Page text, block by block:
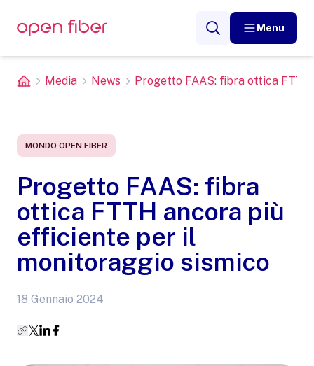
Menu
Media News Progetto FAAS: fibra ottica FTTH
MONDO OPEN FIBER
Progetto FAAS: fibra
ottica FTTH ancora più
efficiente per il
monitoraggio sismico
18 Gennaio 2024